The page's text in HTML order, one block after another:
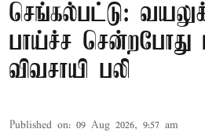
செங்கல்பட்டு:
பாய்ச்ச சென்றபோது
விவசாயி பலி
Published on: 09 Aug 2026, 9:57 am